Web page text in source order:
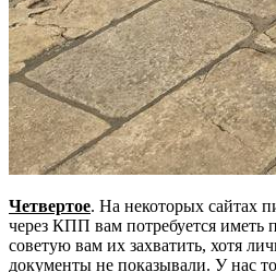
Четвертое. На некоторых сайтах
через КПП вам потребуется иметь
советую вам их захватить, хотя
документы не показывали. У нас